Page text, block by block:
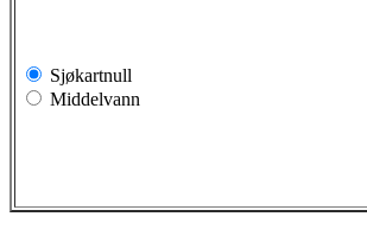
Sjøkartnull
Middelvann